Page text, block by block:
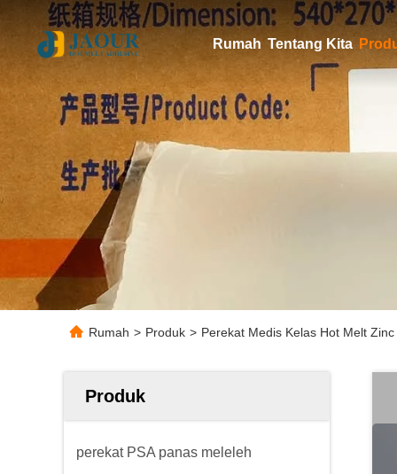
Rumah Tentang Kita
Rumah > Produk > Perekat Medis Kelas Hot Melt
Produk
perekat PSA panas meleleh